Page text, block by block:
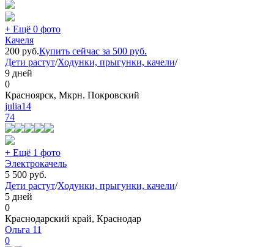
+ Ещё 0 фото
Качеля
200 руб.Купить сейчас за 500 руб.
Дети растут/Ходунки, прыгунки, качели/
9 дней
0
Красноярск, Мкрн. Покровский
julia14
74
+ Ещё 1 фото
Электрокачель
5 500 руб.
Дети растут/Ходунки, прыгунки, качели/
5 дней
0
Краснодарский край, Краснодар
Ольга 11
0